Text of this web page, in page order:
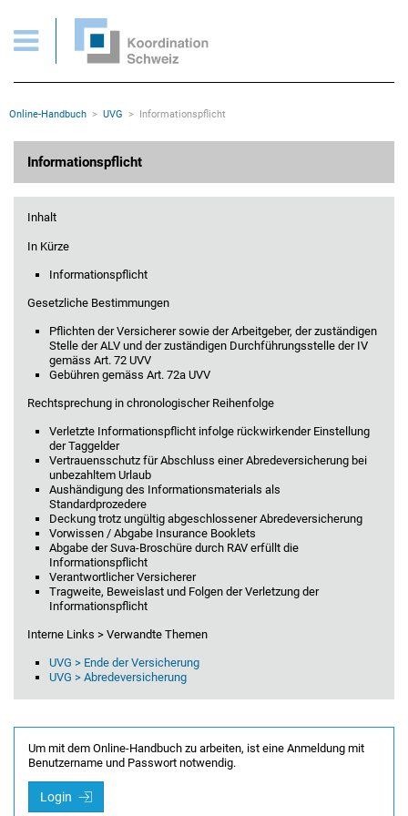
Wichtige Seiten
Home
Inhalt
Sitemap
Rootline Navigation
Online-Handbuch UVG Informationspflicht
Informationspflicht
Inhalt
In Kürze
Informationspflicht
Gesetzliche Bestimmungen
Pflichten der Versicherer sowie der Arbeitgeber, der zuständigen
Stelle der ALV und der zuständigen Durchführungsstelle der IV
gemäss Art. 72 UVV
Gebühren gemäss Art. 72a UVV
Rechtsprechung in chronologischer Reihenfolge
Verletzte Informationspflicht infolge rückwirkender Einstellung
der Taggelder
Vertrauensschutz für Abschluss einer Abredeversicherung bei
unbezahltem Urlaub
Aushändigung des Informationsmaterials als
Standardprozedere
Deckung trotz ungültig abgeschlossener Abredeversicherung
Vorwissen / Abgabe Insurance Booklets
Abgabe der Suva-Broschüre durch RAV erfüllt die
Informationspflicht
Verantwortlicher Versicherer
Tragweite, Beweislast und Folgen der Verletzung der
Informationspflicht
Interne Links > Verwandte Themen
UVG > Ende der Versicherung
UVG > Abredeversicherung
Um mit dem Online-Handbuch zu arbeiten, ist eine Anmeldung mit
Benutzername und Passwort notwendig.
Login